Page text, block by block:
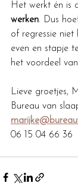
Het werkt én is
werken. Dus
of regressie
even en stapje
het voordeel
Lieve groetjes,
Bureau van
06 15 04 66 36